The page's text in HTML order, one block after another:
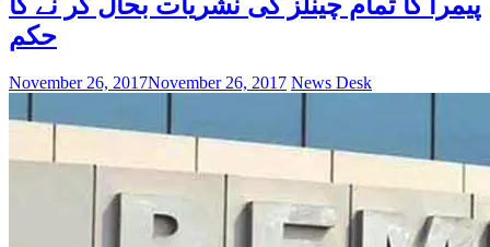
حکم
November 26, 2017November 26, 2017 News Desk